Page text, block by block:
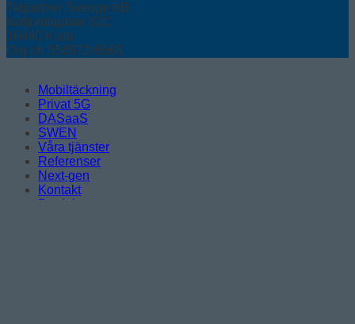
Telpartner Sverige AB
Isafjordsgatan 32C
16440 Kista
Org.nr: 556972-6663
Mobiltäckning
Privat 5G
DASaaS
SWEN
Våra tjänster
Referenser
Next-gen
Kontakt
Produkter